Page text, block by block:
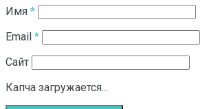
Имя *
Email *
Сайт
Капча загружается...